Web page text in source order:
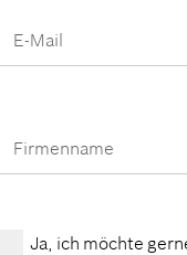
Ja, ich möchte